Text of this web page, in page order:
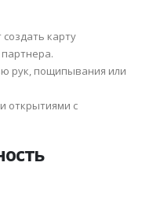
карту
рук, пощипывания или
открытиями с